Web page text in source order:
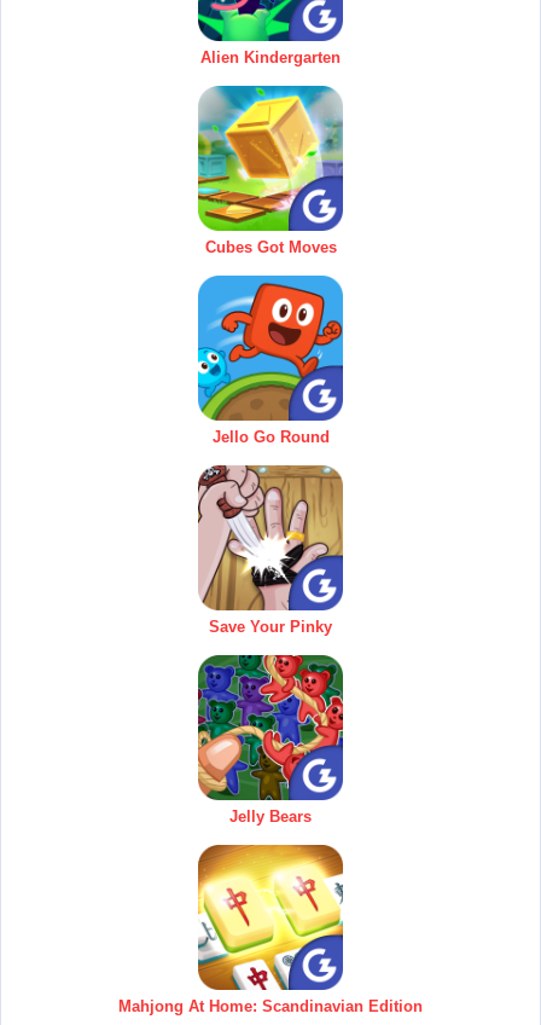
Alien Kindergarten
Cubes Got Moves
Jello Go Round
Save Your Pinky
Jelly Bears
Mahjong At Home: Scandinavian Edition